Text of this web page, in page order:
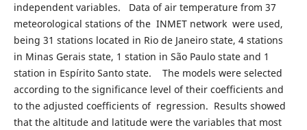
independent variables. Data of air temperature from 37
meteorological stations of the INMET network were used,
being 31 stations located in Rio de Janeiro state, 4 stations
in Minas Gerais state, 1 station in São Paulo state and 1
station in Espírito Santo state. The models were selected
according to the significance level of their coefficients and
to the adjusted coefficients of regression. Results showed
that the altitude and latitude were the variables that most